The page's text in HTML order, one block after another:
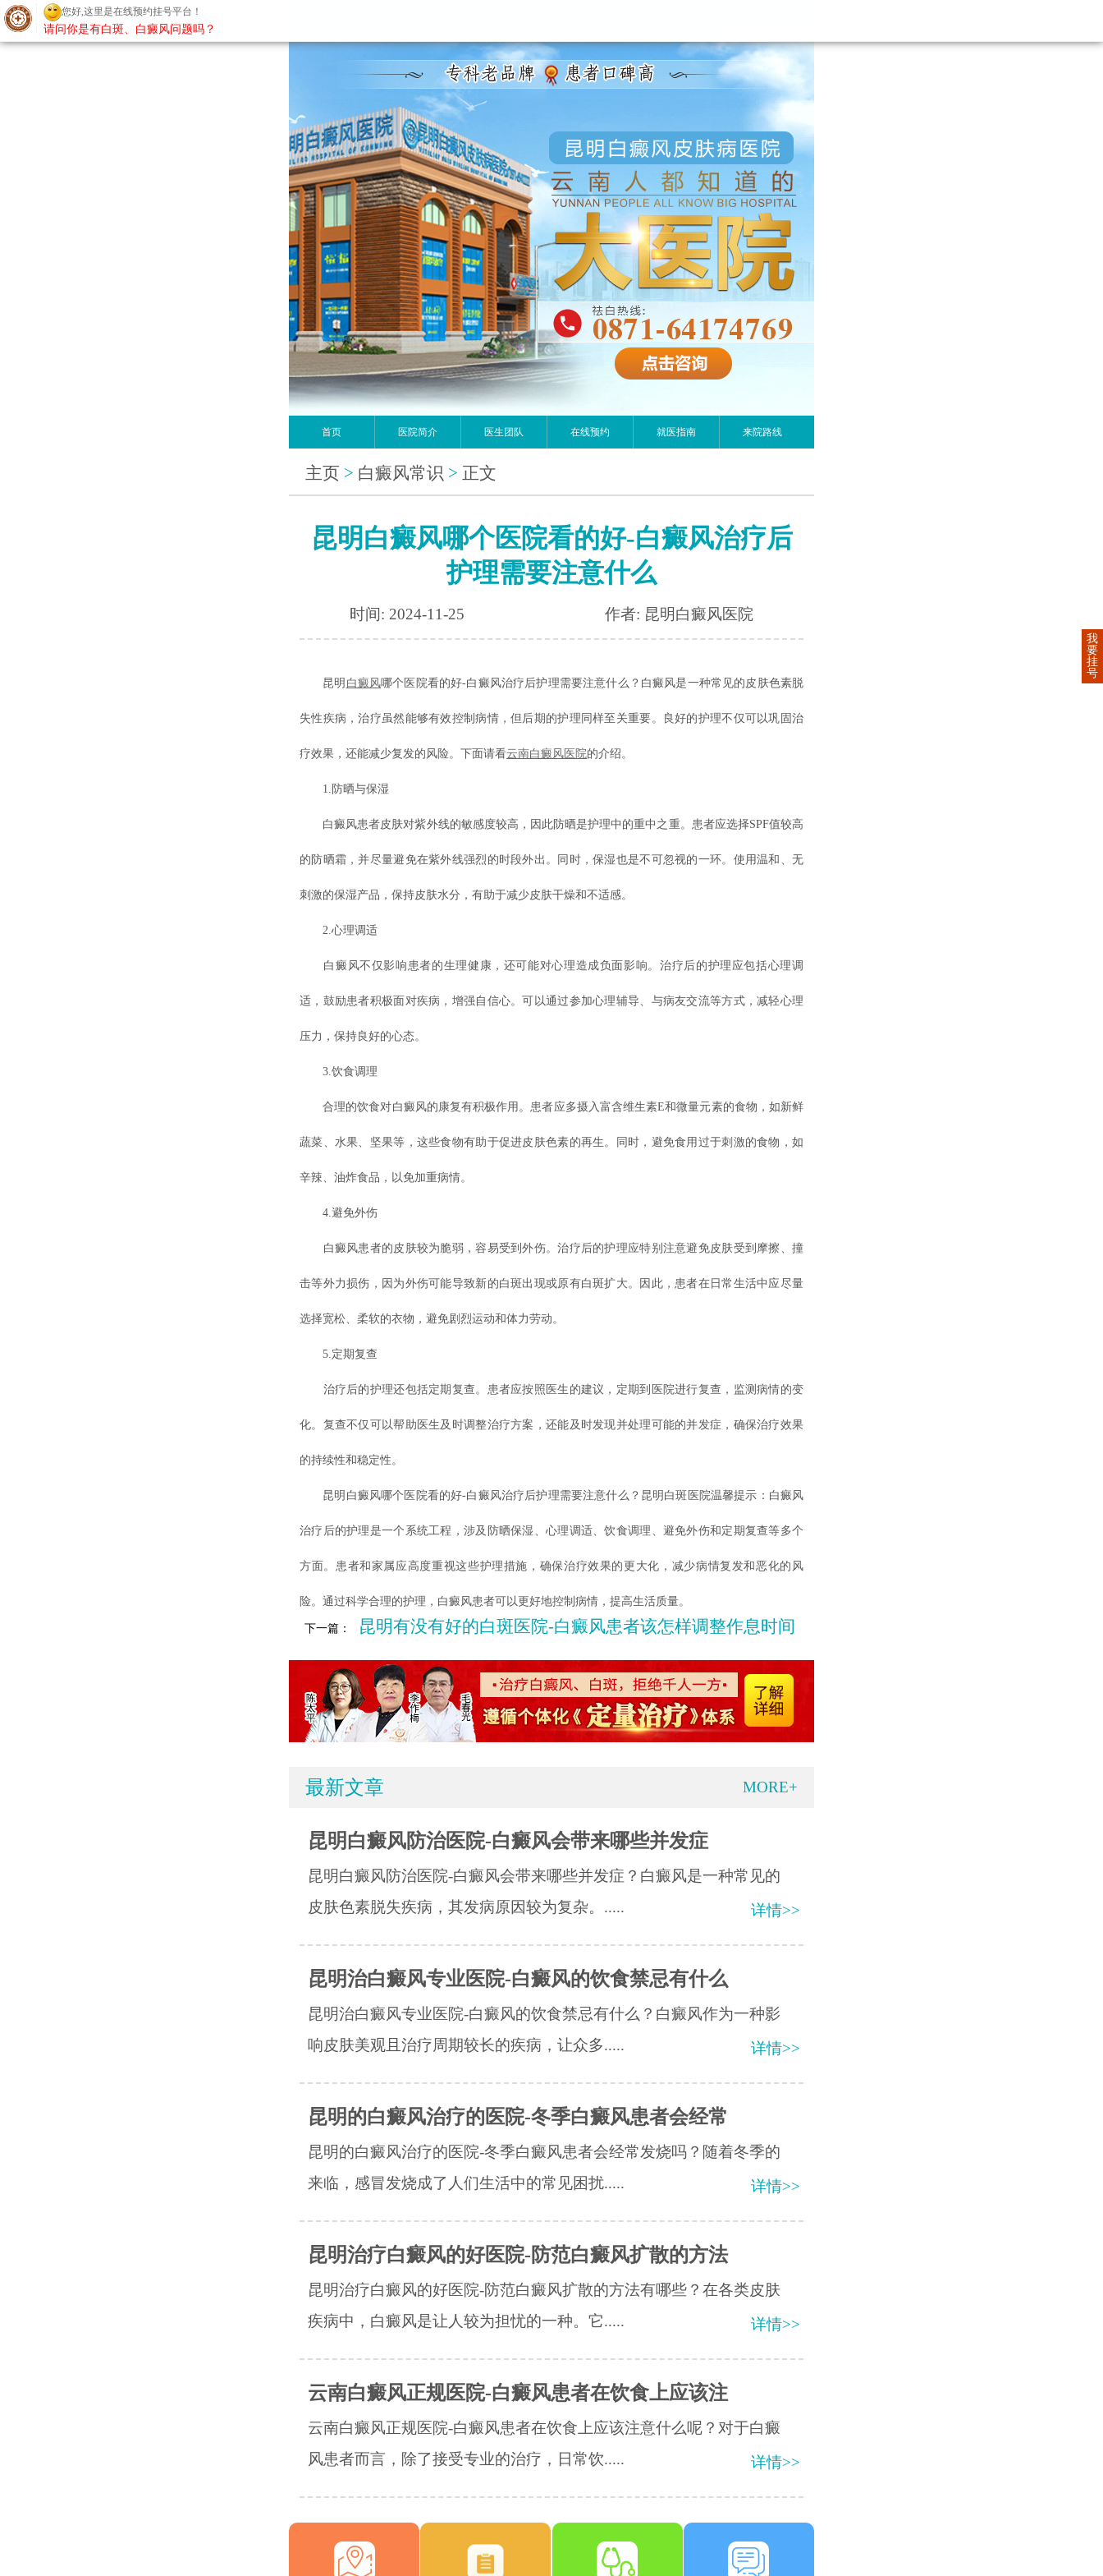
首页 医院简介 医生团队 在线预约 就医指南 来院路线
主页 > 白癜风常识 > 正文
昆明白癜风哪个医院看的好-白癜风治疗后
护理需要注意什么
时间: 2024-11-25 作者: 昆明白癜风医院
昆明 白癜风哪个医院看的好-白癜风治疗后护理需要注意什么？白癜风是一种常见的皮肤色素脱
失性疾病，治疗虽然能够有效控制病情，但后期的护理同样至关重要。良好的护理不仅可以巩固治
疗效果，还能减少复发的风险。下面请看云南白癜风医院的介绍。
1.防晒与保湿
白癜风患者皮肤对紫外线的敏感度较高，因此防晒是护理中的重中之重。患者应选择SPF值较高
的防晒霜，并尽量避免在紫外线强烈的时段外出。同时，保湿也是不可忽视的一环。使用温和、无
刺激的保湿产品，保持皮肤水分，有助于减少皮肤干燥和不适感。
2.心理调适
白癜风不仅影响患者的生理健康，还可能对心理造成负面影响。治疗后的护理应包括心理调
适，鼓励患者积极面对疾病，增强自信心。可以通过参加心理辅导、与病友交流等方式，减轻心理
压力，保持良好的心态。
3.饮食调理
合理的饮食对白癜风的康复有积极作用。患者应多摄入富含维生素E和微量元素的食物，如新鲜
蔬菜、水果、坚果等，这些食物有助于促进皮肤色素的再生。同时，避免食用过于刺激的食物，如
辛辣、油炸食品，以免加重病情。
4.避免外伤
白癜风患者的皮肤较为脆弱，容易受到外伤。治疗后的护理应特别注意避免皮肤受到摩擦、撞
击等外力损伤，因为外伤可能导致新的白斑出现或原有白斑扩大。因此，患者在日常生活中应尽量
选择宽松、柔软的衣物，避免剧烈运动和体力劳动。
5.定期复查
治疗后的护理还包括定期复查。患者应按照医生的建议，定期到医院进行复查，监测病情的变
化。复查不仅可以帮助医生及时调整治疗方案，还能及时发现并处理可能的并发症，确保治疗效果
的持续性和稳定性。
昆明白癜风哪个医院看的好-白癜风治疗后护理需要注意什么？昆明白斑医院温馨提示：白癜风
治疗后的护理是一个系统工程，涉及防晒保湿、心理调适、饮食调理、避免外伤和定期复查等多个
方面。患者和家属应高度重视这些护理措施，确保治疗效果的更大化，减少病情复发和恶化的风
险。通过科学合理的护理，白癜风患者可以更好地控制病情，提高生活质量。
下一篇： 昆明有没有好的白斑医院-白癜风患者该怎样调整作息时间
最新文章 MORE+
昆明白癜风防治医院-白癜风会带来哪些并发症
昆明白癜风防治医院-白癜风会带来哪些并发症？白癜风是一种常见的
皮肤色素脱失疾病，其发病原因较为复杂。.....
详情>>
昆明治白癜风专业医院-白癜风的饮食禁忌有什么
昆明治白癜风专业医院-白癜风的饮食禁忌有什么？白癜风作为一种影
响皮肤美观且治疗周期较长的疾病，让众多.....
详情>>
昆明的白癜风治疗的医院-冬季白癜风患者会经常
昆明的白癜风治疗的医院-冬季白癜风患者会经常发烧吗？随着冬季的
来临，感冒发烧成了人们生活中的常见困扰.....
详情>>
昆明治疗白癜风的好医院-防范白癜风扩散的方法
昆明治疗白癜风的好医院-防范白癜风扩散的方法有哪些？在各类皮肤
疾病中，白癜风是让人较为担忧的一种。它.....
详情>>
云南白癜风正规医院-白癜风患者在饮食上应该注
云南白癜风正规医院-白癜风患者在饮食上应该注意什么呢？对于白癜
风患者而言，除了接受专业的治疗，日常饮.....
详情>>
我
要
挂
号
您好,这里是在线预约挂号平台！
请问你是有白斑、白癜风问题吗？